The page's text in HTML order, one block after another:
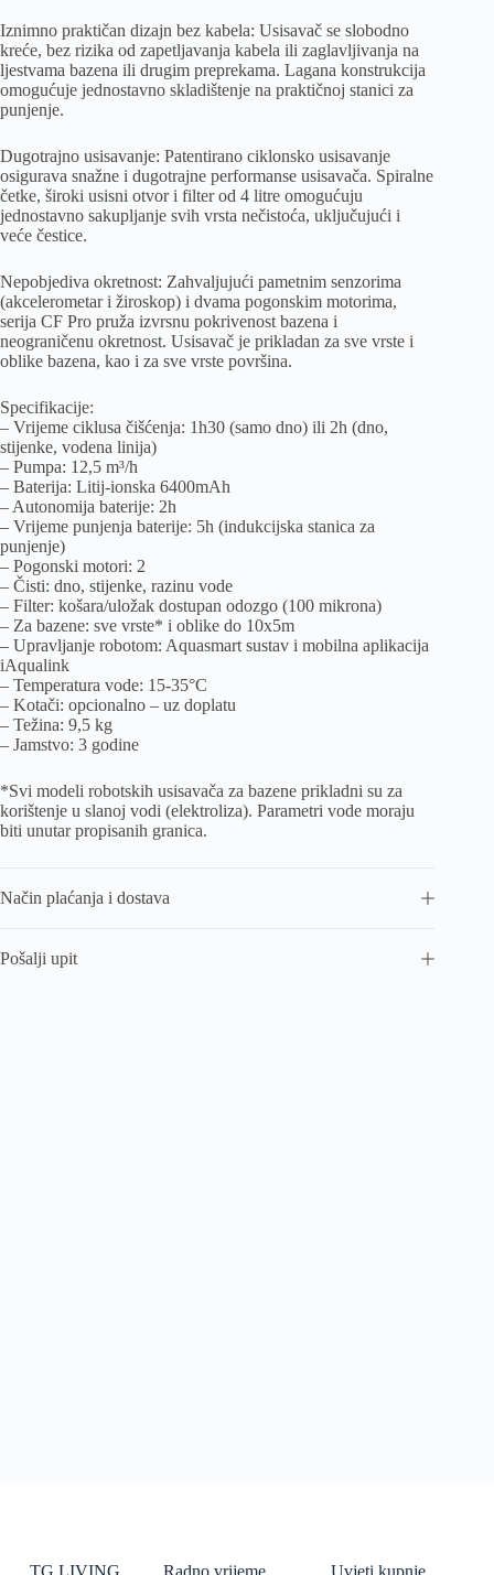
Iznimno praktičan dizajn bez kabela: Usisavač se slobodno
kreće, bez rizika od zapetljavanja kabela ili zaglavljivanja na
ljestvama bazena ili drugim preprekama. Lagana konstrukcija
omogućuje jednostavno skladištenje na praktičnoj stanici za
punjenje.
Dugotrajno usisavanje: Patentirano ciklonsko usisavanje
osigurava snažne i dugotrajne performanse usisavača. Spiralne
četke, široki usisni otvor i filter od 4 litre omogućuju
jednostavno sakupljanje svih vrsta nečistoća, uključujući i
veće čestice.
Nepobjediva okretnost: Zahvaljujući pametnim senzorima
(akcelerometar i žiroskop) i dvama pogonskim motorima,
serija CF Pro pruža izvrsnu pokrivenost bazena i
neograničenu okretnost. Usisavač je prikladan za sve vrste i
oblike bazena, kao i za sve vrste površina.
Specifikacije:
– Vrijeme ciklusa čišćenja: 1h30 (samo dno) ili 2h (dno,
stijenke, vodena linija)
– Pumpa: 12,5 m³/h
– Baterija: Litij-ionska 6400mAh
– Autonomija baterije: 2h
– Vrijeme punjenja baterije: 5h (indukcijska stanica za
punjenje)
– Pogonski motori: 2
– Čisti: dno, stijenke, razinu vode
– Filter: košara/uložak dostupan odozgo (100 mikrona)
– Za bazene: sve vrste* i oblike do 10x5m
– Upravljanje robotom: Aquasmart sustav i mobilna aplikacija
iAqualink
– Temperatura vode: 15-35°C
– Kotači: opcionalno – uz doplatu
– Težina: 9,5 kg
– Jamstvo: 3 godine
*Svi modeli robotskih usisavača za bazene prikladni su za
korištenje u slanoj vodi (elektroliza). Parametri vode moraju
biti unutar propisanih granica.
Način plaćanja i dostava
Pošalji upit